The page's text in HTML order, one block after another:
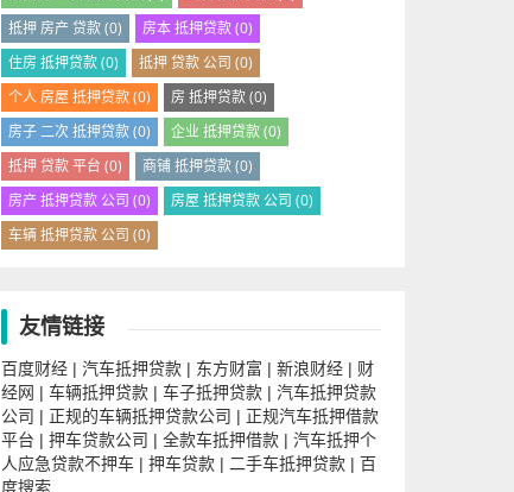
抵押 房产 贷款(0) 房本 抵押贷款(0)
住房 抵押贷款(0) 抵押 贷款 公司 (0)
个人 房屋 抵押贷款(0) 房 抵押贷款(0)
房子 二次 抵押贷款(0) 企业 抵押贷款(0)
抵押 贷款 平台 (0) 商铺 抵押贷款(0)
房产 抵押贷款 公司 (0) 房屋 抵押贷款 公司 (0)
车辆 抵押贷款 公司 (0)
友情链接
百度财经 | 汽车抵押贷款 | 东方财富 | 新浪财经 | 财
经网 | 车辆抵押贷款 | 车子抵押贷款 | 汽车抵押贷款
公司 | 正规的车辆抵押贷款公司 | 正规汽车抵押借款
平台 | 押车贷款公司 | 全款车抵押借款 | 汽车抵押个
人应急贷款不押车 | 押车贷款 | 二手车抵押贷款 | 百
度搜索